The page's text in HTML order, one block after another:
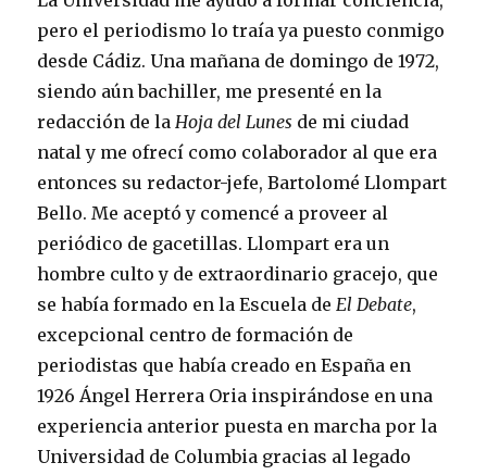
pero el periodismo lo traía ya puesto conmigo
desde Cádiz. Una mañana de domingo de 1972,
siendo aún bachiller, me presenté en la
redacción de laHoja del Lunes de mi ciudad
natal y me ofrecí como colaborador al que era
entonces su redactor-jefe, Bartolomé Llompart
Bello. Me aceptó y comencé a proveer al
periódico de gacetillas. Llompart era un
hombre culto y de extraordinario gracejo, que
se había formado en la Escuela deEl Debate,
excepcional centro de formación de
periodistas que había creado en España en
1926 Ángel Herrera Oria inspirándose en una
experiencia anterior puesta en marcha por la
Universidad de Columbia gracias al legado